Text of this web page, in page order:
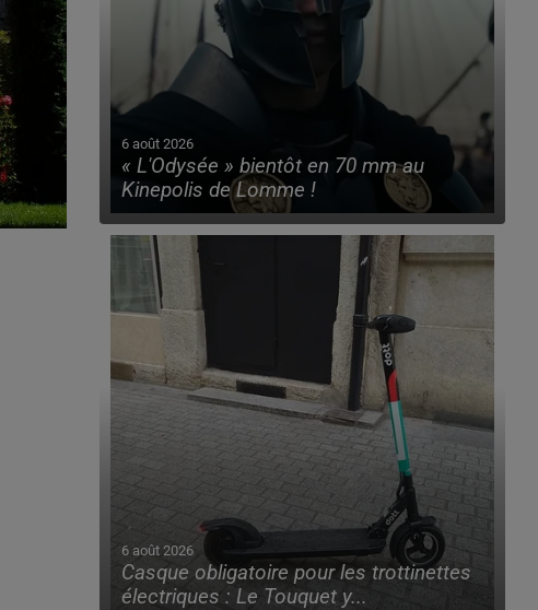
6 août 2026
« L'Odysée » bientôt en 70 mm au
Kinepolis de Lomme !
6 août 2026
Casque obligatoire pour les trottinettes
électriques : Le Touquet y...